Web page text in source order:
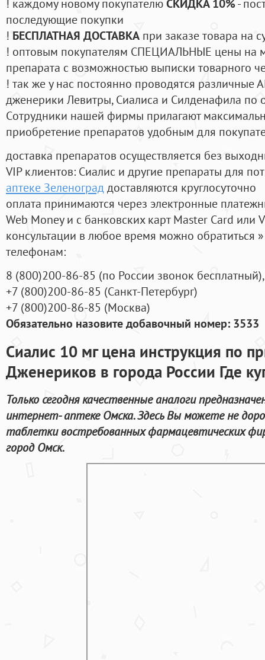
! каждому новому покупателюСКИДКА 10%-
последующие покупки
! БЕСПЛАТНАЯ ДОСТАВКА при заказе товара на
! оптовым покупателям СПЕЦИАЛЬНЫЕ цены на
препарата с возможностью выписки товарного
! так же у нас постоянно проводятся
дженерики Левитры, Сиалиса и Силденафила по
Cотрудники нашей фирмы прилагают
приобретение препаратов удобным для
доставка препаратов осуществляется без
VIP клиентов: Сиалис и другие препараты для
аптеке Зеленограддоставляются круглосуточно
оплата принимаются через электронные
Web Money и с банковских карт Master Card или
консультации в любое время можно обратиться
телефонам:
8 (800)200-86-85 (по России звонок бесплатный),
+7 (800)200-86-85 (Санкт-Петербург)
+7 (800)200-86-85 (Москва)
Обязательно назовите добавочный номер: 3533
Сиалис 10 мг цена инструкция по
Дженериков в города России Где
Только сегодня качественные аналоги
интернет- аптеке Омска. Здесь Вы можете не
таблетки востребованных фармацевтических
город Омск.